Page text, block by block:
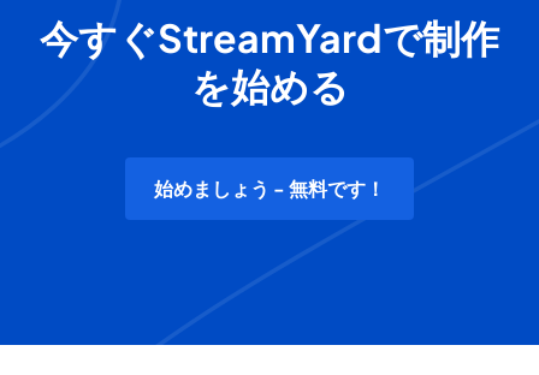
今すぐStreamYardで制作
を始める
始めましょう - 無料です！